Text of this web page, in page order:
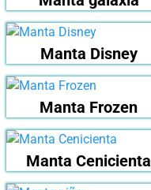
Manta Disney
Manta Frozen
Manta Cenicienta